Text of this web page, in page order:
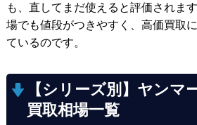
も、直してまだ使えると評価されま
場でも値段がつきやすく、高価買取
ているのです。
【シリーズ別】ヤンマ
買取相場一覧